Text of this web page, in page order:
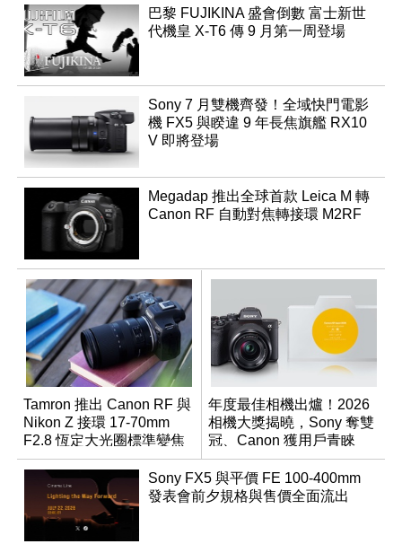
巴黎 FUJIKINA 盛會倒數 富士新世
代機皇 X-T6 傳 9 月第一周登場
Sony 7 月雙機齊發！全域快門電影
機 FX5 與睽違 9 年長焦旗艦 RX10
V 即將登場
Megadap 推出全球首款 Leica M 轉
Canon RF 自動對焦轉接環 M2RF
Tamron 推出 Canon RF 與
Nikon Z 接環 17-70mm
F2.8 恆定大光圈標準變焦
鏡
年度最佳相機出爐！2026
相機大獎揭曉，Sony 奪雙
冠、Canon 獲用戶青睞
Sony FX5 與平價 FE 100-400mm
發表會前夕規格與售價全面流出